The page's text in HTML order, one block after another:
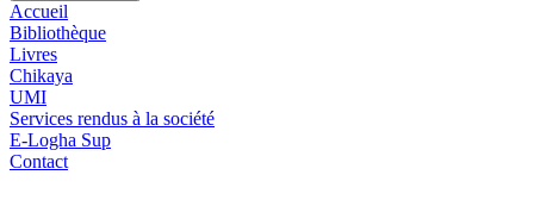
Accueil
Bibliothèque
Livres
Chikaya
UMI
Services rendus à la société
E-Logha Sup
Contact